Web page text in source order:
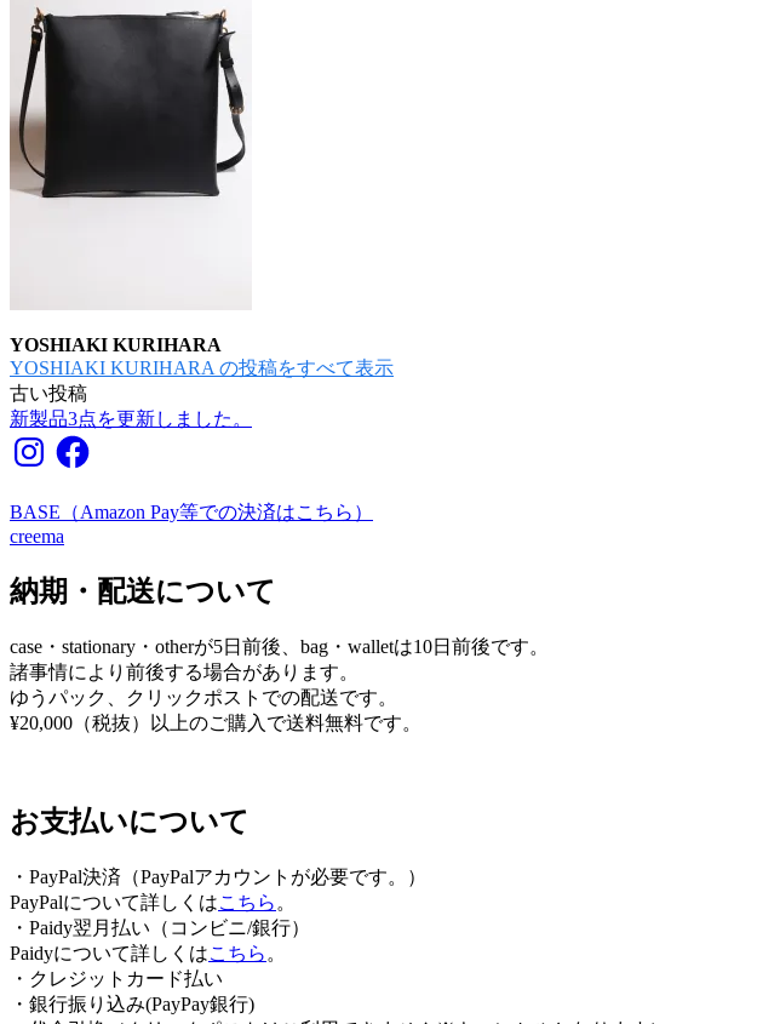
YOSHIAKI KURIHARA
YOSHIAKI KURIHARA の投稿をすべて表示
投
稿
ビ
ゲ
ー
ョ
ン
古い投稿
新製品3点を更新しました。
InstagramFacebook
BASE（Amazon Pay等での決済はこちら）
creema
納期・配送について
case・stationary・otherが5日前後、bag・walletは10日前後です。
諸事情により前後する場合があります。
ゆうパック、クリックポストでの配送です。
¥20,000（税抜）以上のご購入で送料無料です。
お支払いについて
・PayPal決済（PayPalアカウントが必要です。）
PayPalについて詳しくはこちら 。
・Paidy翌⽉払い（コンビニ/銀⾏）
Paidyについて詳しくはこちら 。
・クレジットカード払い
・銀行振り込み(PayPay銀行)